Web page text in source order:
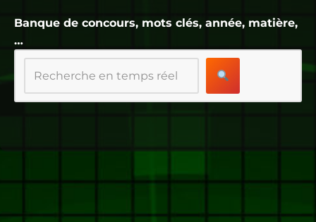
Banque de concours, mots clés, année, matière,
…